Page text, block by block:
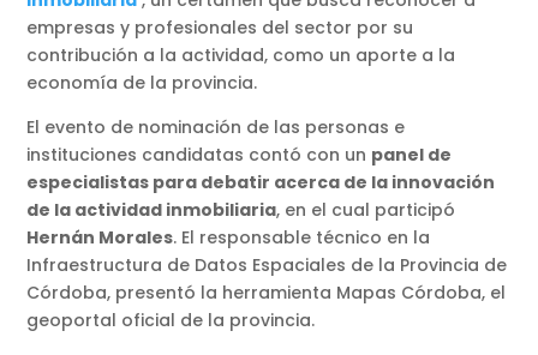
empresas y profesionales del sector por su
contribución a la actividad, como un aporte a la
economía de la provincia.
El evento de nominación de las personas e
instituciones candidatas contó con un panel de
especialistas para debatir acerca de la innovación
de la actividad inmobiliaria, en el cual participó
Hernán Morales. El responsable técnico en la
Infraestructura de Datos Espaciales de la Provincia de
Córdoba, presentó la herramienta Mapas Córdoba, el
geoportal oficial de la provincia.